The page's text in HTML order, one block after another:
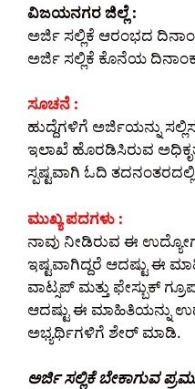
ವಿಜಯನಗರ ಜಿಲ್ಲೆ :
ಅರ್ಜಿ ಸಲ್ಲಿಕೆ ಆರಂಭದ
ಅರ್ಜಿ ಸಲ್ಲಿಕೆ ಕೊನೆಯ
ಸೂಚನೆ :
ಹುದ್ದೆಗಳಿಗೆ ಅರ್ಜಿಯನ್ನು
ಇಲಾಖೆ ಹೊರಡಿಸಿರುವ
ಸ್ಪಷ್ಟವಾಗಿ ಓದಿ
ಮುಖ್ಯ ಪದಗಳು :
ನಾವು ನೀಡಿರುವ ಈ
ಇಷ್ಟವಾಗಿದ್ದರೆ ಆದಷ್ಟು ಈ
ವಾಟ್ಸಪ್ ಮತ್ತು ಫೇಸ್ಬುಕ್
ಆದಷ್ಟು ಈ ಮಾಹಿತಿಯನ್ನು
ಅಭ್ಯರ್ಥಿಗಳಿಗೆ ಶೇರ್ ಮಾಡಿ.
ಅರ್ಜಿ ಸಲ್ಲಿಕೆ ಬೇಕಾಗುವ